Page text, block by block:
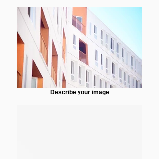
Describe your image